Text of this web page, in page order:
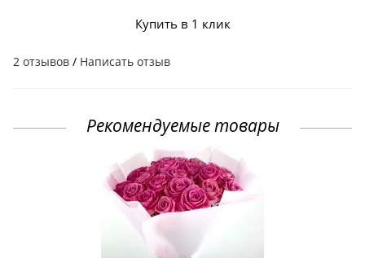
Купить в 1 клик
2 отзывов / Написать отзыв
Рекомендуемые товары